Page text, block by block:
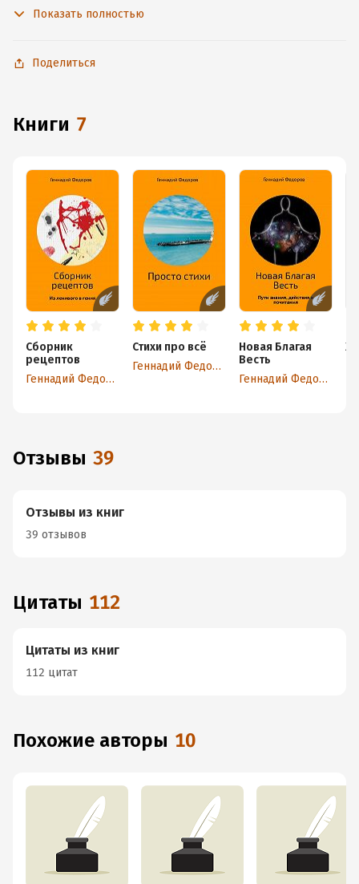
с любимыми произведениями даже без подключения
Показать полностью
Поделиться
книги 7
Сборник
рецептов
Геннадий Федоров
Стихи про всё
Геннадий Федоров
Новая Благая
Весть
Геннадий Федоров
Отзывы 39
Отзывы из книг
39 отзывов
Цитаты 112
Цитаты из книг
112 цитат
Похожие авторы 10